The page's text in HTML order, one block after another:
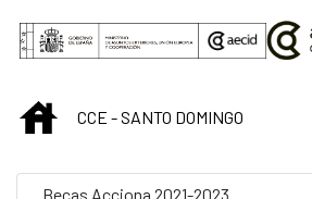
Saltar al contenido principal
INICIOCCE - SANTO DOMINGO
Becas Acciona 2021-2023